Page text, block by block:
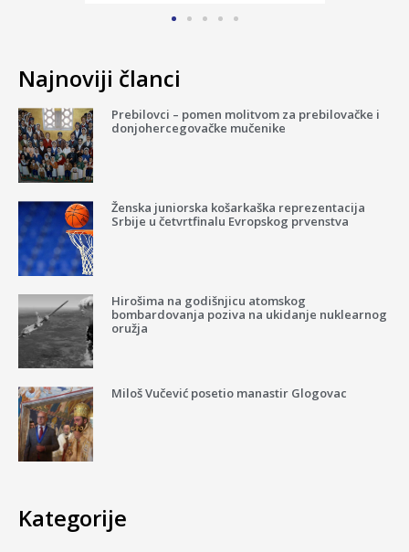
Najnoviji članci
Prebilovci – pomen molitvom za prebilovačke i
donjohercegovačke mučenike
Ženska juniorska košarkaška reprezentacija
Srbije u četvrtfinalu Evropskog prvenstva
Hirošima na godišnjicu atomskog
bombardovanja poziva na ukidanje nuklearnog
oružja
Miloš Vučević posetio manastir Glogovac
Kategorije